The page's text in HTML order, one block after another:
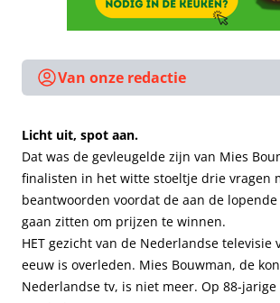
Van onze redactie
Licht uit, spot aan.
Dat was de gevleugelde zijn van Mies
finalisten in het witte stoeltje drie vragen
beantwoorden voordat de aan de
gaan zitten om prijzen te winnen.
HET gezicht van de Nederlandse televisie
eeuw is overleden. Mies Bouwman, de
Nederlandse tv, is niet meer. Op 88-